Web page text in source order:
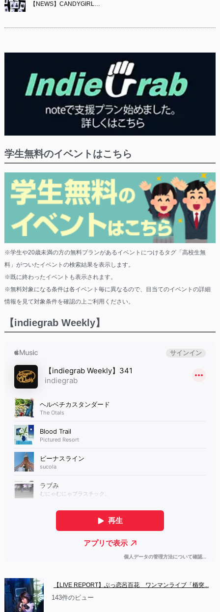
【NEWS】CANDYGIRL…
学生無料のイベントはこちら
※学生や20歳未満の方の無料プランがあるイベントにつけるタグ「高校生無
料」がついたイベントの検索結果を表示します。
※既に終わったイベントも表示されます。
※無料対象になる条件は各イベント毎に異なるので、目当てのイベントの詳細
情報を見て対象条件を確認の上ご利用ください。
【indiegrab Weekly】
【LIVE REPORT】ぶっ恋呂百花　ワンマンライブ「楯突...
143件のビュー